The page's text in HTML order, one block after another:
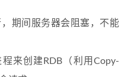
期间服务器会阻塞，不能
来创建RDB（利用Copy-